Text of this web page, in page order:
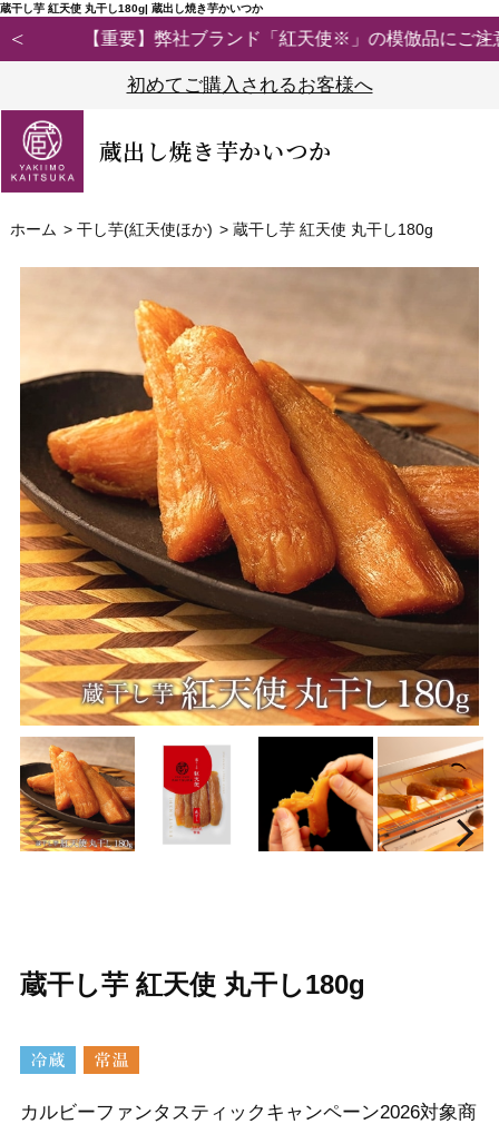
蔵干し芋 紅天使 丸干し180g| 蔵出し焼き芋かいつか
【重要】弊社ブランド「紅天使※」の模倣品にご注意ください
初めてご購入されるお客様へ
蔵出し焼き芋かいつか
ホーム > 干し芋(紅天使ほか) > 蔵干し芋 紅天使 丸干し180g
Prev
蔵干し芋 紅天使 丸干し180g
カルビーファンタスティックキャンペーン2026対象商